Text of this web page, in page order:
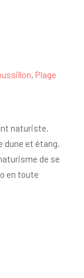
, Plage
naturiste.
dune et étang.
de se
en toute